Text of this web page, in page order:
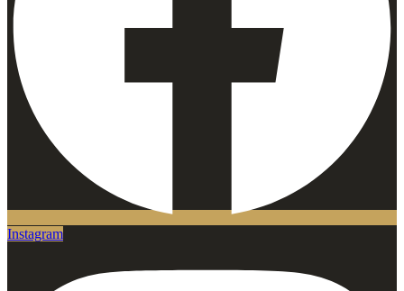
Instagram